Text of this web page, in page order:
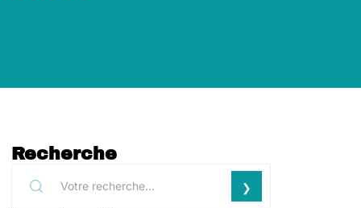
Recherche